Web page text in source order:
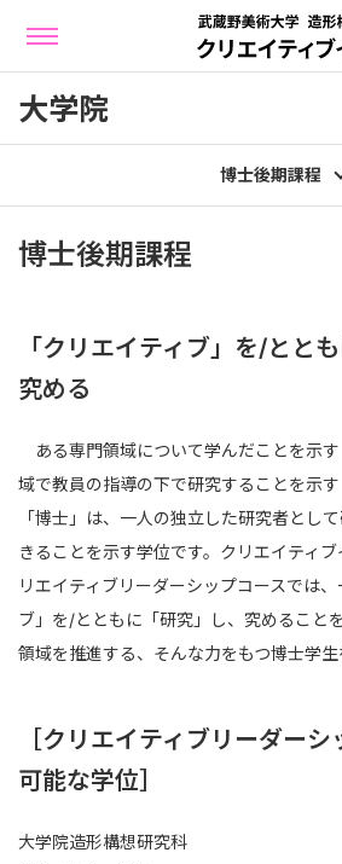
大学院
博士後期課程
博士後期課程
「クリエイティブ」を/とと
究める
ある専門領域について学んだことを示
域で教員の指導の下で研究することを示す
「博士」は、一人の独立した研究者とし
きることを示す学位です。クリエイティ
リエイティブリーダーシップコースでは
ブ」を/とともに「研究」し、究めること
領域を推進する、そんな力をもつ博士学生
［クリエイティブリーダー
可能な学位］
大学院造形構想研究科